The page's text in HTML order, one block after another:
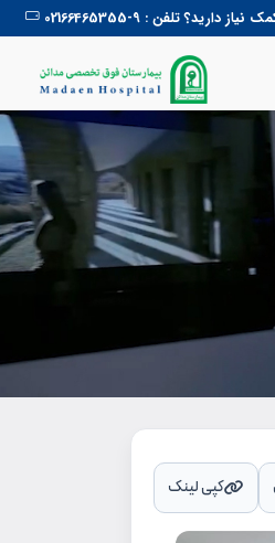
نیاز دارید؟ تلفن : 9-02166465355
کپی لینک